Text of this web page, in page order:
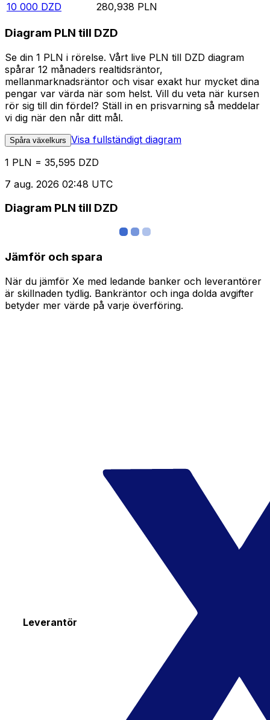
10 000 DZD 280,938 PLN
Diagram PLN till DZD
Se din 1 PLN i rörelse. Vårt live PLN till DZD diagram
spårar 12 månaders realtidsräntor,
mellanmarknadsräntor och visar exakt hur mycket dina
pengar var värda när som helst. Vill du veta när kursen
rör sig till din fördel? Ställ in en prisvarning så meddelar
vi dig när den når ditt mål.
Spåra växelkurs Visa fullständigt diagram
1 PLN = 35,595 DZD
7 aug. 2026 02:48 UTC
Diagram PLN till DZD
Jämför och spara
När du jämför Xe med ledande banker och leverantörer
är skillnaden tydlig. Bankräntor och inga dolda avgifter
betyder mer värde på varje överföring.
Leverantör